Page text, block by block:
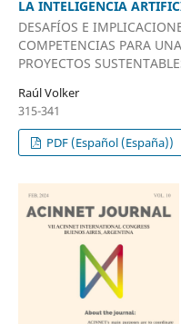
LA INTELIGENCIA
DESAFÍOS E
COMPETENCIAS PARA
PROYECTOS
Raúl Volker
315-341
PDF (Español (España))